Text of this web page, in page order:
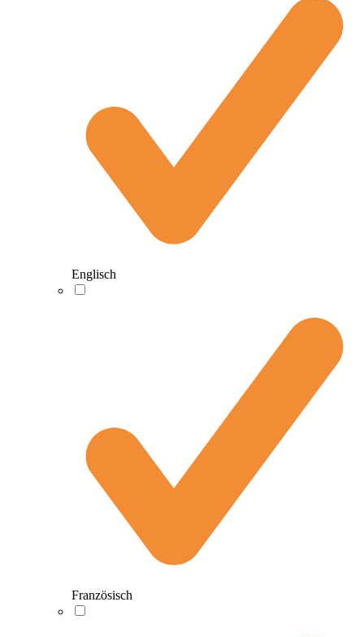
Englisch
Französisch